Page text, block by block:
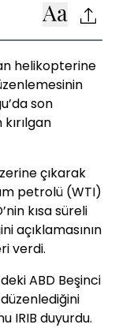
helikopterine
son
çıkarak
petrolü (WTI)
kısa süreli
açıklamasının
verdi.
ABD Beşinci
düzenlediğini
IRIB duyurdu.